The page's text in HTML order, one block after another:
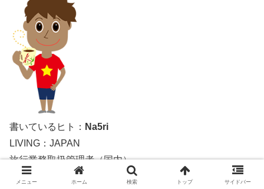
書いているヒト： Na5ri
LIVING：JAPAN
旅行業務取扱管理者（国内）
メニュー ホーム 検索 トップ サイドバー